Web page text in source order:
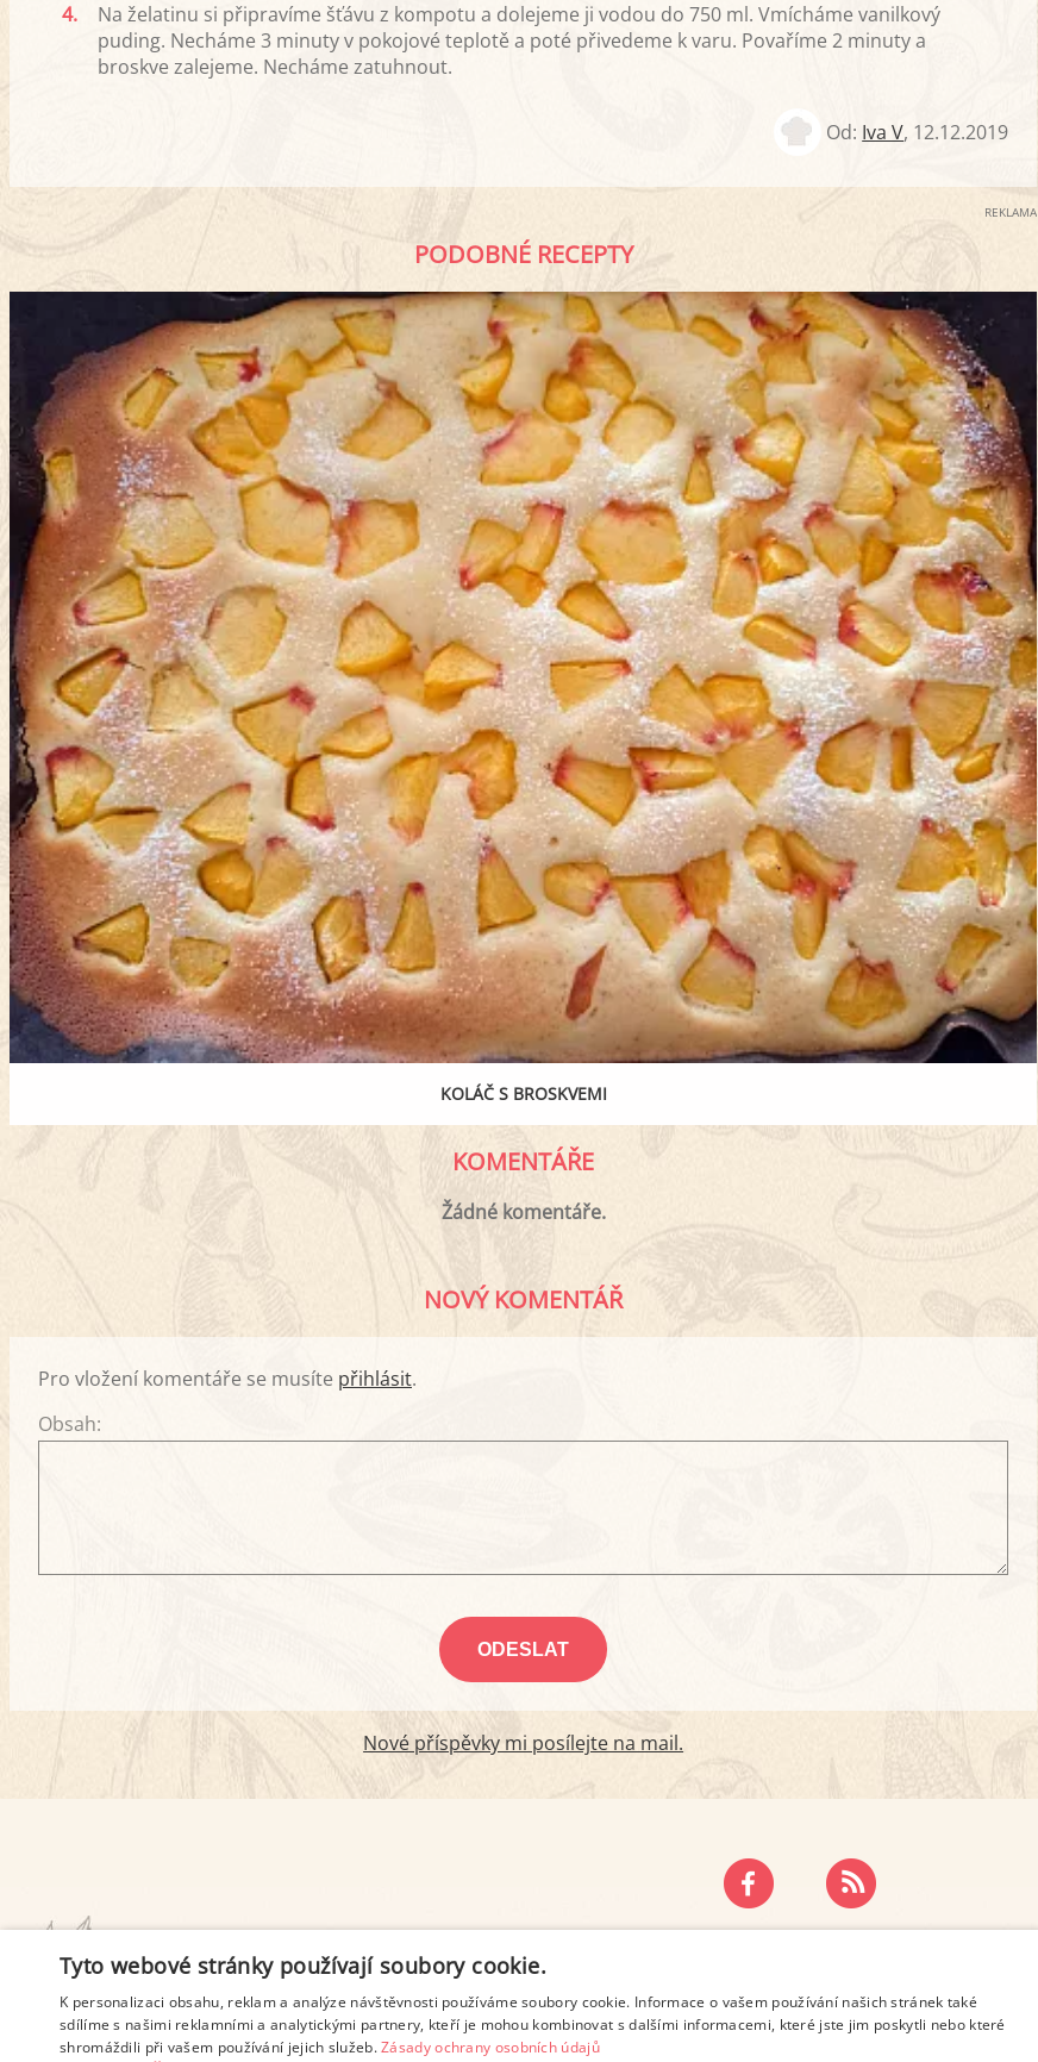
4.
Na želatinu si připravíme šťávu z kompotu a dolejeme ji vodou do 750 ml. Vmícháme vanilkový
puding. Necháme 3 minuty v pokojové teplotě a poté přivedeme k varu. Povaříme 2 minuty a
broskve zalejeme. Necháme zatuhnout.
Od: Iva V, 12.12.2019
REKLAMA
PODOBNÉ RECEPTY
KOLÁČ S BROSKVEMI
KOMENTÁŘE
Žádné komentáře.
NOVÝ KOMENTÁŘ
Pro vložení komentáře se musíte přihlásit.
Obsah:
Nové příspěvky mi posílejte na mail.
PODMÍNKY UŽITÍ ZÁSADY OCHRANY OSOBNÍCH ÚDAJŮ
Tyto webové stránky používají soubory cookie.
K personalizaci obsahu, reklam a analýze návštěvnosti používáme soubory cookie. Informace o vašem používání našich stránek také
sdílíme s našimi reklamními a analytickými partnery, kteří je mohou kombinovat s dalšími informacemi, které jste jim poskytli nebo které
shromáždili při vašem používání jejich služeb.Zásady ochrany osobních údajů